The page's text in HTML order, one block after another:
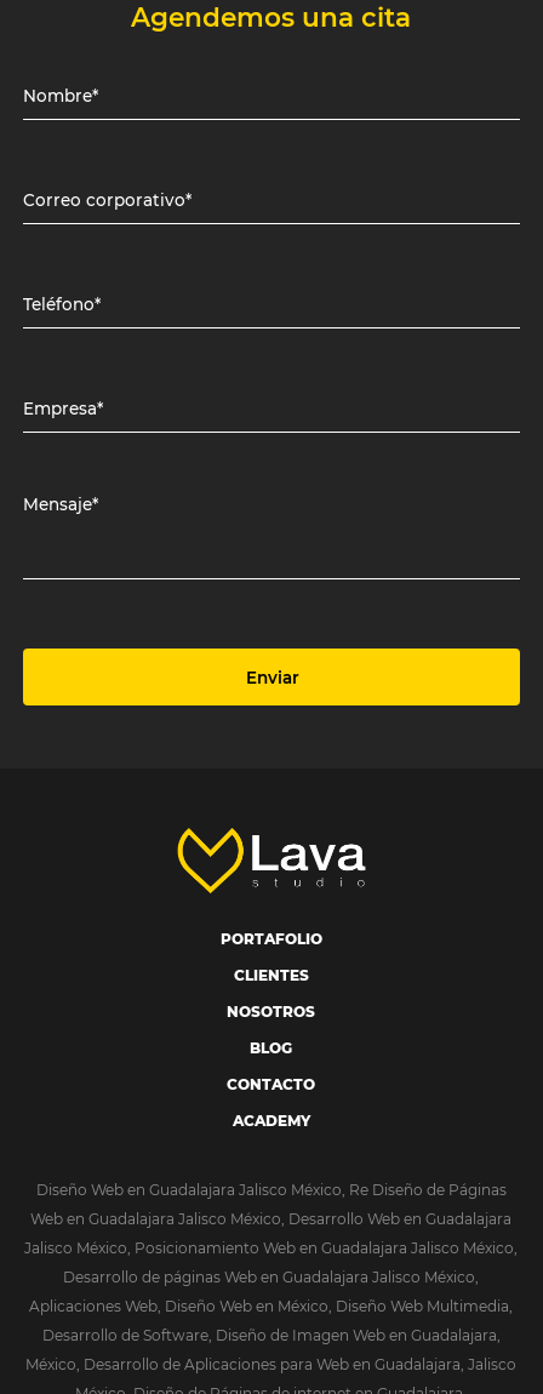
Agendemos una cita
Nombre*
Correo corporativo*
Teléfono*
Empresa*
Mensaje*
Enviar
PORTAFOLIO
CLIENTES
NOSOTROS
BLOG
CONTACTO
ACADEMY
Diseño Web en Guadalajara Jalisco México, Re Diseño de Páginas
Web en Guadalajara Jalisco México, Desarrollo Web en Guadalajara
Jalisco México, Posicionamiento Web en Guadalajara Jalisco México,
Desarrollo de páginas Web en Guadalajara Jalisco México,
Aplicaciones Web, Diseño Web en México, Diseño Web Multimedia,
Desarrollo de Software, Diseño de Imagen Web en Guadalajara,
México, Desarrollo de Aplicaciones para Web en Guadalajara, Jalisco